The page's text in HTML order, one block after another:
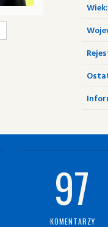
Wiek:
97
KOMENTARZY